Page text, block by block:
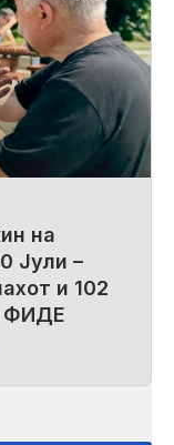
на
Јули –
и 102
ФИДЕ